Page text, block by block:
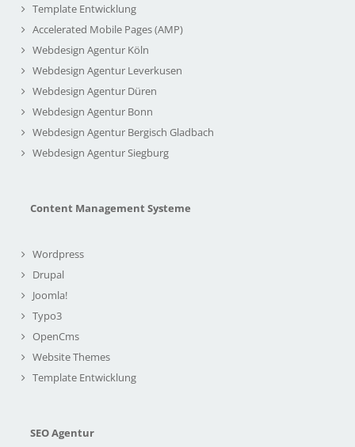
Template Entwicklung
Accelerated Mobile Pages (AMP)
Webdesign Agentur Köln
Webdesign Agentur Leverkusen
Webdesign Agentur Düren
Webdesign Agentur Bonn
Webdesign Agentur Bergisch Gladbach
Webdesign Agentur Siegburg
Content Management Systeme
Wordpress
Drupal
Joomla!
Typo3
OpenCms
Website Themes
Template Entwicklung
SEO Agentur